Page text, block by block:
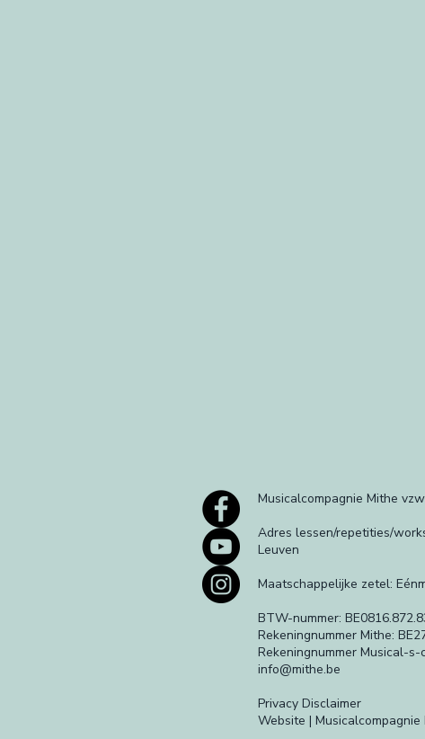
Musicalcompagnie Mithe vzw
Adres lessen/repetities/
Leuven
Maatschappelijke zetel:
BTW-nummer:
Rekeningnummer Mithe:
Rekeningnummer Musical-
info@mithe.be
Privacy Disclaimer
Website | Musicalcompagnie